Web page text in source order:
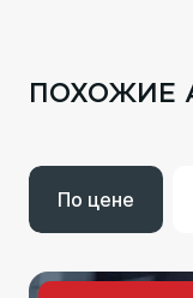
ПОХОЖИЕ
По цене